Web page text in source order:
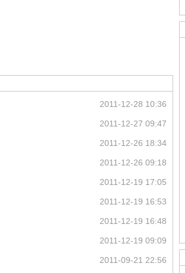
2011-12-28 10:36
2011-12-27 09:47
2011-12-26 18:34
2011-12-26 09:18
2011-12-19 17:05
2011-12-19 16:53
2011-12-19 16:48
2011-12-19 09:09
2011-09-21 22:56